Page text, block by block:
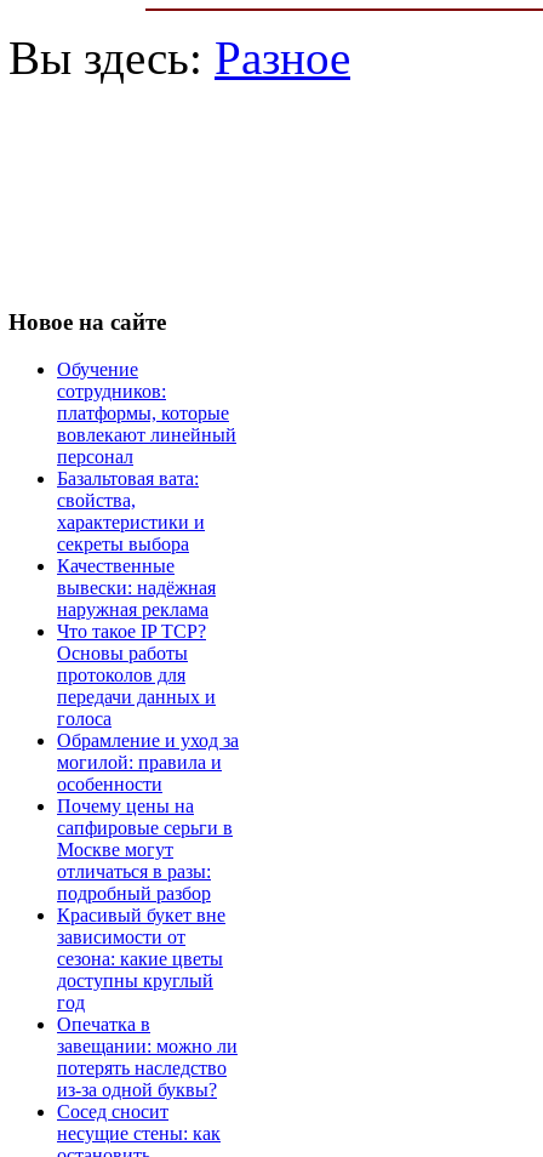
Вы здесь: Разное
Новое на сайте
Обучение
сотрудников:
платформы, которые
вовлекают линейный
персонал
Базальтовая вата:
свойства,
характеристики и
секреты выбора
Качественные
вывески: надёжная
наружная реклама
Что такое IP TCP?
Основы работы
протоколов для
передачи данных и
голоса
Обрамление и уход за
могилой: правила и
особенности
Почему цены на
сапфировые серьги в
Москве могут
отличаться в разы:
подробный разбор
Красивый букет вне
зависимости от
сезона: какие цветы
доступны круглый
год
Опечатка в
завещании: можно ли
потерять наследство
из-за одной буквы?
Сосед сносит
несущие стены: как